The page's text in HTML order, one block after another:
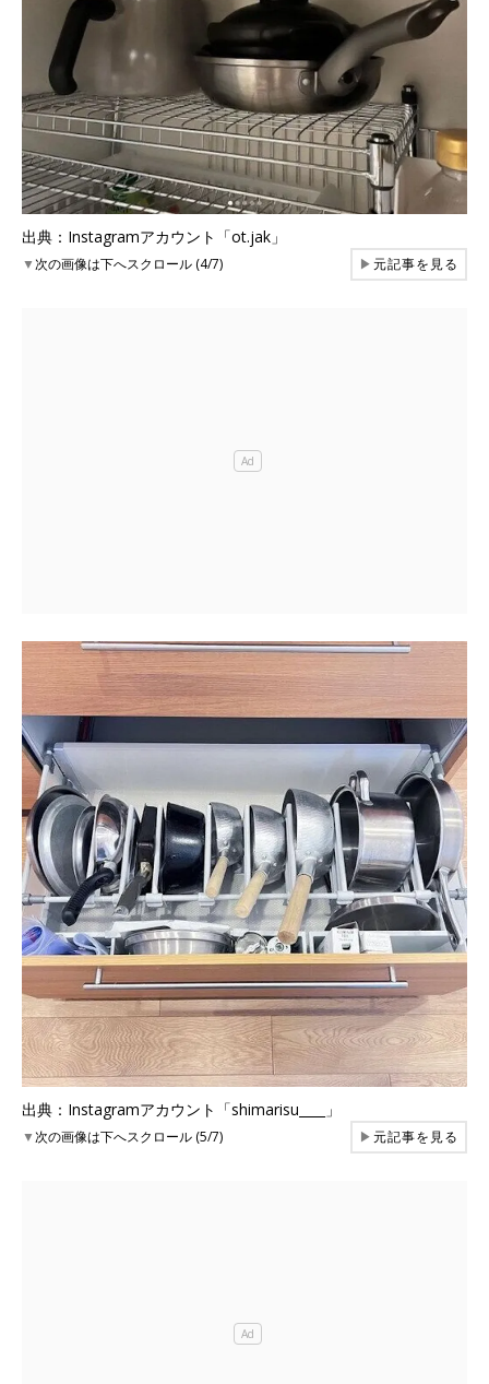
出典：Instagramアカウント「ot.jak」
▼次の画像は下へスクロール (4/7) ▶元記事を見る
出典：Instagramアカウント「shimarisu____」
▼次の画像は下へスクロール (5/7) ▶元記事を見る